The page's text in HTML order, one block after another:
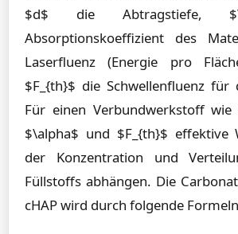
$d$ die Abtragstiefe,
Absorptionskoeffizient des
Laserfluenz (Energie pro
$F_{th}$ die Schwellenfluenz
Für einen Verbundwerkstoff wie
$\alpha$ und $F_{th}$ effektive
der Konzentration und
Füllstoffs abhängen. Die
cHAP wird durch folgende